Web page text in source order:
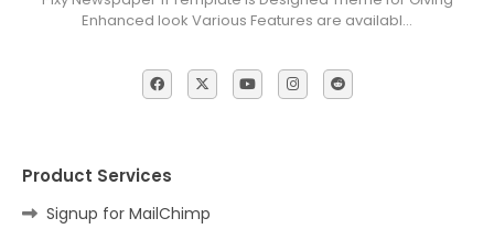
Enhanced look Various Features are availabl…
Product Services
Signup for MailChimp